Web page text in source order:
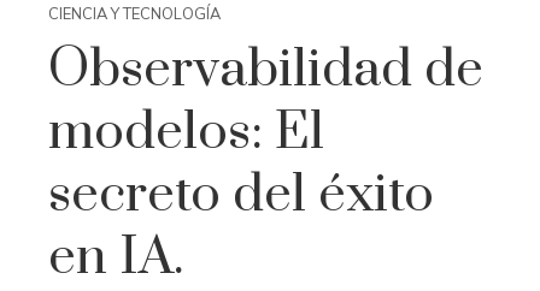
CIENCIA Y TECNOLOGÍA
Observabilidad de
modelos: El
secreto del éxito
en IA.